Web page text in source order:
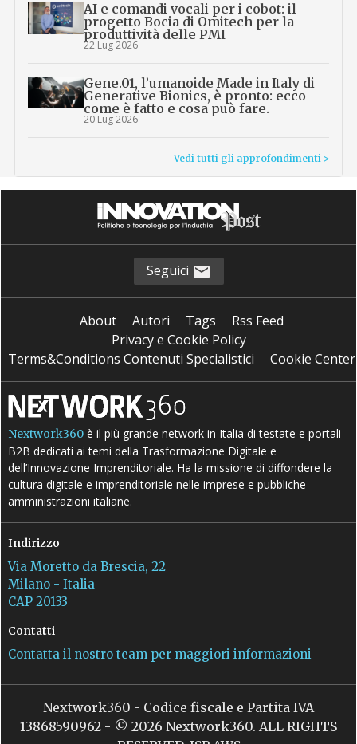
AI e comandi vocali per i cobot: il
progetto Bocia di Omitech per la
produttività delle PMI
22 Lug 2026
Gene.01, l’umanoide Made in Italy di
Generative Bionics, è pronto: ecco
come è fatto e cosa può fare.
20 Lug 2026
Vedi tutti gli approfondimenti >
Seguici
About Autori Tags
Rss Feed
Privacy e Cookie Policy
Terms&Conditions Contenuti Specialistici
Cookie Center
Nextwork360 è il più grande network in Italia di testate e portali
B2B dedicati ai temi della Trasformazione Digitale e
dell’Innovazione Imprenditoriale. Ha la missione di diffondere la
cultura digitale e imprenditoriale nelle imprese e pubbliche
amministrazioni italiane.
Indirizzo
Via Moretto da Brescia, 22
Milano - Italia
CAP 20133
Contatti
Contatta il nostro team per maggiori informazioni
Nextwork360 - Codice fiscale e Partita IVA
13868590962 - © 2026 Nextwork360. ALL RIGHTS